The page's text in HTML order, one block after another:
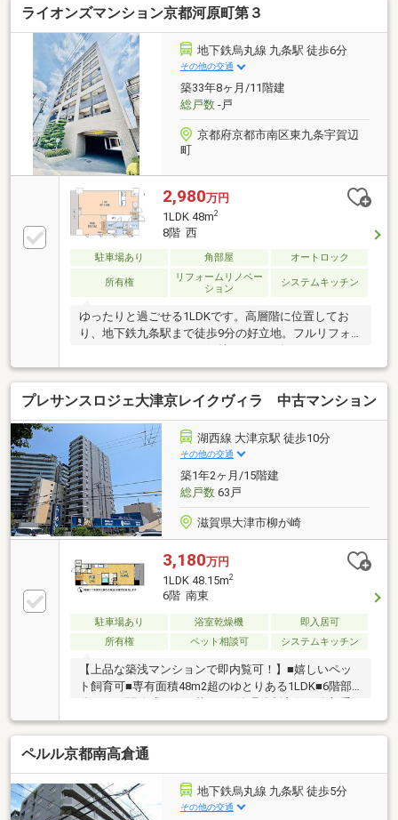
ライオンズマンション京都河原町第３
地下鉄烏丸線 九条駅 徒歩6分
その他の交通
築33年8ヶ月/11階建
総戸数-戸
京都府京都市南区東九条宇賀辺
町
2,980万円
1LDK 48m2
8階 西
駐車場あり 角部屋 オートロック
所有権
リフォームリノベー
ション
システムキッチン
ゆったりと過ごせる1LDKです。高層階に位置してお
り、地下鉄九条駅まで徒歩9分の好立地。フルリフォ
ームされており、すべて気持ちよくお使いいただけま
す。
プレサンスロジェ大津京レイクヴィラ 中古マンション
湖西線 大津京駅 徒歩10分
その他の交通
築1年2ヶ月/15階建
総戸数63戸
滋賀県大津市柳が崎
3,180万円
1LDK 48.15m2
6階 南東
駐車場あり 浴室乾燥機
即入居可
所有権
ペット相談可 システムキッチン
【上品な築浅マンションで即内覧可！】■嬉しいペッ
ト飼育可■専有面積48m2超のゆとりある1LDK■6階部
分につき開放感のある暮らし■管理体制良好な全部委
託管理の住戸
ペルル京都南高倉通
地下鉄烏丸線 九条駅 徒歩5分
その他の交通